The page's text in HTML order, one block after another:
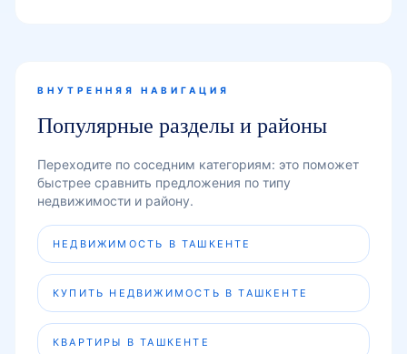
ВНУТРЕННЯЯ НАВИГАЦИЯ
Популярные разделы и районы
Переходите по соседним категориям: это поможет
быстрее сравнить предложения по типу
недвижимости и району.
НЕДВИЖИМОСТЬ В ТАШКЕНТЕ
КУПИТЬ НЕДВИЖИМОСТЬ В ТАШКЕНТЕ
КВАРТИРЫ В ТАШКЕНТЕ